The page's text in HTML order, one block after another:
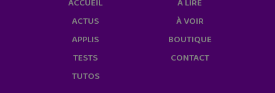
ACCUEIL
ACTUS
APPLIS
TESTS
TUTOS
À LIRE
À VOIR
BOUTIQUE
CONTACT